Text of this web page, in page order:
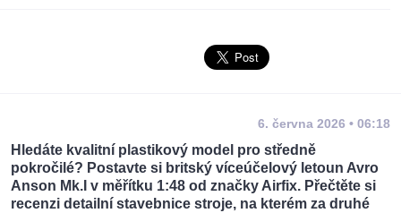
6. června 2026 • 06:18
Hledáte kvalitní plastikový model pro středně
pokročilé? Postavte si britský víceúčelový letoun Avro
Anson Mk.I v měřítku 1:48 od značky Airfix. Přečtěte si
recenzi detailní stavebnice stroje, na kterém za druhé